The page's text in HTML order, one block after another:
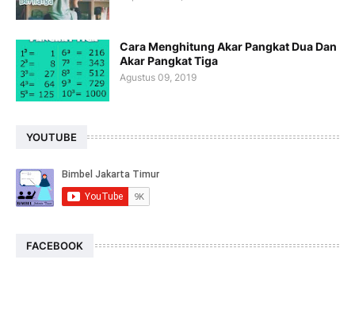
Cara Menghitung Akar Pangkat Dua Dan
Akar Pangkat Tiga
Agustus 09, 2019
YOUTUBE
FACEBOOK